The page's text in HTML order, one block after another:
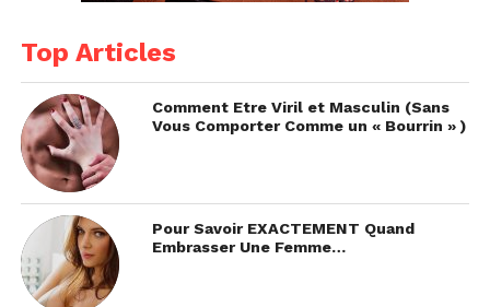
Top Articles
Comment Etre Viril et Masculin (Sans
Vous Comporter Comme un « Bourrin » )
Pour Savoir EXACTEMENT Quand
Embrasser Une Femme…